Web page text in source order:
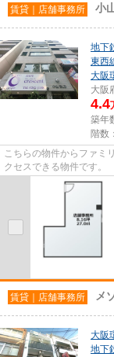
賃貸｜店舗事務所 小
地下
東西
大阪
大阪
4.4
築年
階数
こちらの物件からファミ
クセスできる物件です。
賃貸｜店舗事務所 メ
大阪
地下